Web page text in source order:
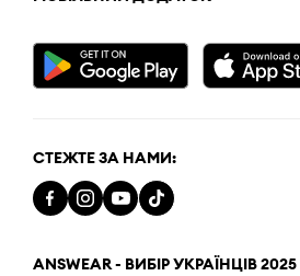
СТЕЖТЕ ЗА НАМИ:
ANSWEAR - ВИБІР УКРАЇНЦІВ 2025